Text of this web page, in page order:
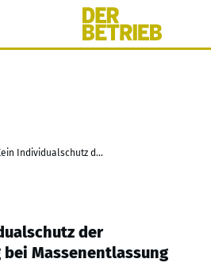
EuGH: Kein Individualschutz der Benachrichtigung bei Massenentlassung
der
Massenentlassung